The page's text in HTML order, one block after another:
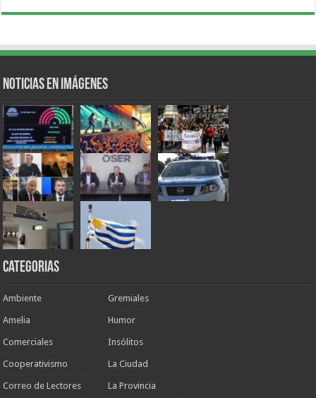
Noticias en Imágenes
Categorias
Ambiente
Amelia
Comerciales
Cooperativismo
Correo de Lectores
Gremiales
Humor
Insólitos
La Ciudad
La Provincia